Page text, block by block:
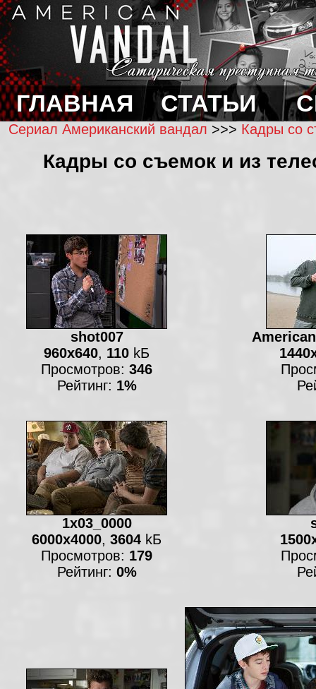
ГЛАВНАЯ СТАТЬИ
Сериал Американский вандал >>> Кадры со
Кадры со съемок и из
shot007
960x640, 110 kБ
Просмотров: 346
Рейтинг: 1%
1x03_0000
6000x4000, 3604 kБ
Просмотров: 179
Рейтинг: 0%